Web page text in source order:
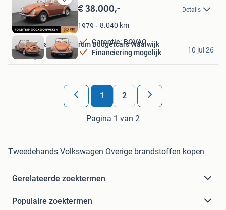
Bewaren
in
Mijn
Favorieten
€ 38.000,- Details
1979 8.040 km
Garantie: BOVAG
Financiering mogelijk
Mega Occasion Centrum Budgetcars Waalwijk
Waalwijk
10 jul 26
1 2
Pagina 1 van 2
Tweedehands Volkswagen Overige brandstoffen kopen
Gerelateerde zoektermen
Populaire zoektermen